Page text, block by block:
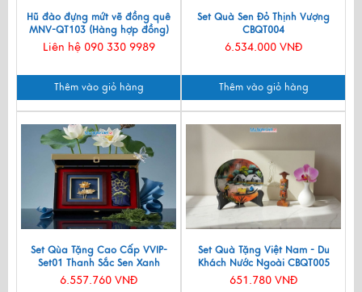
Hũ đào đựng mứt vẽ đồng quê
MNV-QT103 (Hàng hợp đồng)
Liên hệ 090 330 9989
Thêm vào giỏ hàng
Set Quà Sen Đỏ Thịnh Vượng
CBQT004
6.534.000 VNĐ
Thêm vào giỏ hàng
Set Qùa Tặng Cao Cấp VVIP-
Set01 Thanh Sắc Sen Xanh
6.557.760 VNĐ
Set Quà Tặng Việt Nam - Du
Khách Nước Ngoài CBQT005
651.780 VNĐ